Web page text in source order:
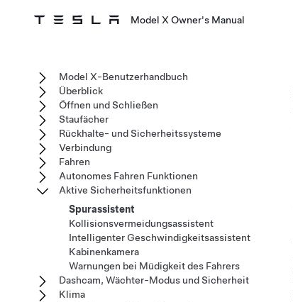
Model X Owner's Manual
Model X-Benutzerhandbuch
Überblick
Öffnen und Schließen
Staufächer
Rückhalte- und Sicherheitssysteme
Verbindung
Fahren
Autonomes Fahren Funktionen
Aktive Sicherheitsfunktionen
Spurassistent
Kollisionsvermeidungsassistent
Intelligenter Geschwindigkeitsassistent
Kabinenkamera
Warnungen bei Müdigkeit des Fahrers
Dashcam, Wächter-Modus und Sicherheit
Klima